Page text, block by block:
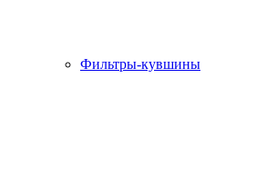
Фильтры-кувшины